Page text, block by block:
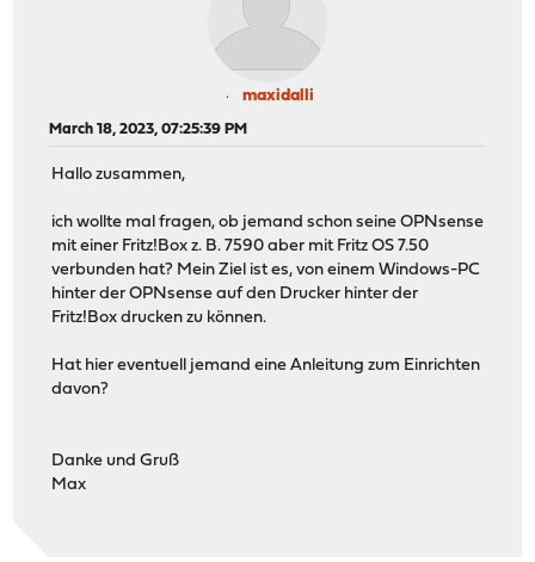
maxidalli
March 18, 2023, 07:25:39 PM
Hallo zusammen,
ich wollte mal fragen, ob jemand schon seine OPNsense
mit einer Fritz!Box z. B. 7590 aber mit Fritz OS 7.50
verbunden hat? Mein Ziel ist es, von einem Windows-PC
hinter der OPNsense auf den Drucker hinter der
Fritz!Box drucken zu können.
Hat hier eventuell jemand eine Anleitung zum Einrichten
davon?
Danke und Gruß
Max